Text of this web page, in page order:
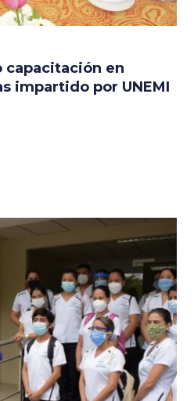
capacitación en
impartido por UNEMI